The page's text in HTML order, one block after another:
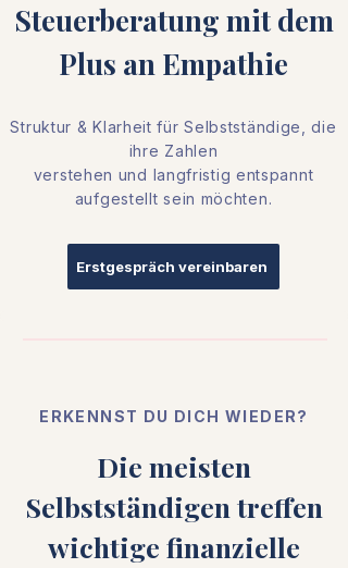
Steuerberatung mit dem
Plus an Empathie
Struktur & Klarheit für Selbstständige, die
ihre Zahlen
verstehen und langfristig entspannt
aufgestellt sein möchten.
Erstgespräch vereinbaren
ERKENNST DU DICH WIEDER?
Die meisten
Selbstständigen treffen
wichtige finanzielle